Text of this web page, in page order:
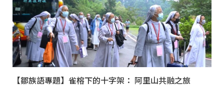
【鄒族語專題】雀榕下的十字架： 阿里山共融之旅